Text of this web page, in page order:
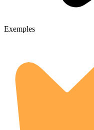
Exemples